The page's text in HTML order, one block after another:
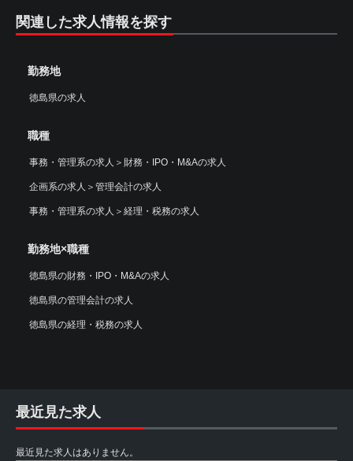
関連した求人情報を探す
勤務地
徳島県の求人
職種
事務・管理系の求人 ＞ 財務・IPO・M&Aの求人
企画系の求人 ＞ 管理会計の求人
事務・管理系の求人 ＞ 経理・税務の求人
勤務地×職種
徳島県の財務・IPO・M&Aの求人
徳島県の管理会計の求人
徳島県の経理・税務の求人
最近見た求人
最近見た求人はありません。